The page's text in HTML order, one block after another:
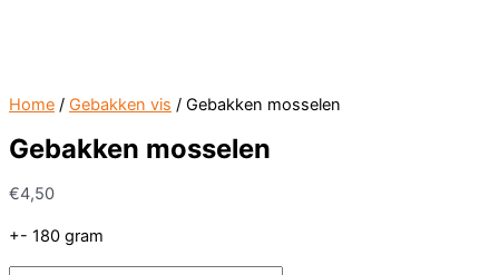
Home / Gebakken vis / Gebakken mosselen
Gebakken mosselen
€4,50
+- 180 gram